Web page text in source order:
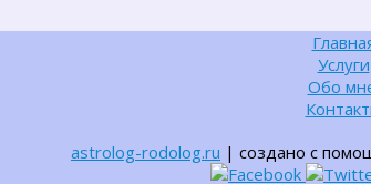
Услуги
Обо
astrolog-rodolog.ru | создано с